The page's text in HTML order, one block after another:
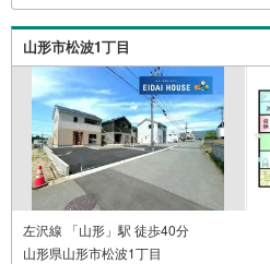
火・水曜日 ※店舗により変
すので、どうぞお気軽にお
山形市松波1丁目
左沢線 「山形」駅 徒歩40分
山形県山形市松波1丁目